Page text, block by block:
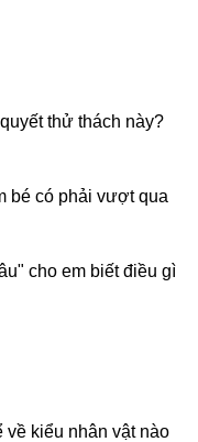
thử thách này?
bé có phải vượt qua
cho em biết điều gì
về kiểu nhân vật nào